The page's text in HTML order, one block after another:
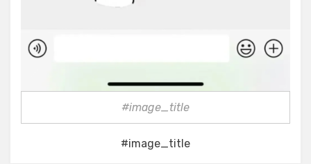
#image_title
#image_title